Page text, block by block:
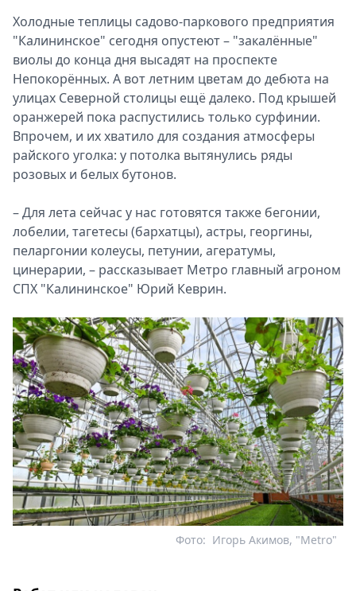
Холодные теплицы садово-паркового предприятия
"Калининское" сегодня опустеют – "закалённые"
виолы до конца дня высадят на проспекте
Непокорённых. А вот летним цветам до дебюта на
улицах Северной столицы ещё далеко. Под крышей
оранжерей пока распустились только сурфинии.
Впрочем, и их хватило для создания атмосферы
райского уголка: у потолка вытянулись ряды
розовых и белых бутонов.
– Для лета сейчас у нас готовятся также бегонии,
лобелии, тагетесы (бархатцы), астры, георгины,
пеларгонии колеусы, петунии, агератумы,
цинерарии, – рассказывает Метро главный агроном
СПХ "Калининское" Юрий Кеврин.
Игорь Акимов, "Metro"
Фото: